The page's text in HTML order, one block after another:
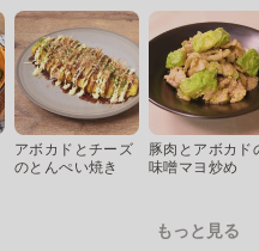
アボカドとチーズ
のとんぺい焼き
豚肉とアボカド
味噌マヨ炒め
もっと見る